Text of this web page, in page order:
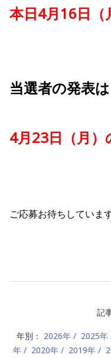
本日4月16日
当選者の発表は
4月23日（月）
ご応募お待ちしていま
記
年別： 2026年 2025年
年
2020年 2019年